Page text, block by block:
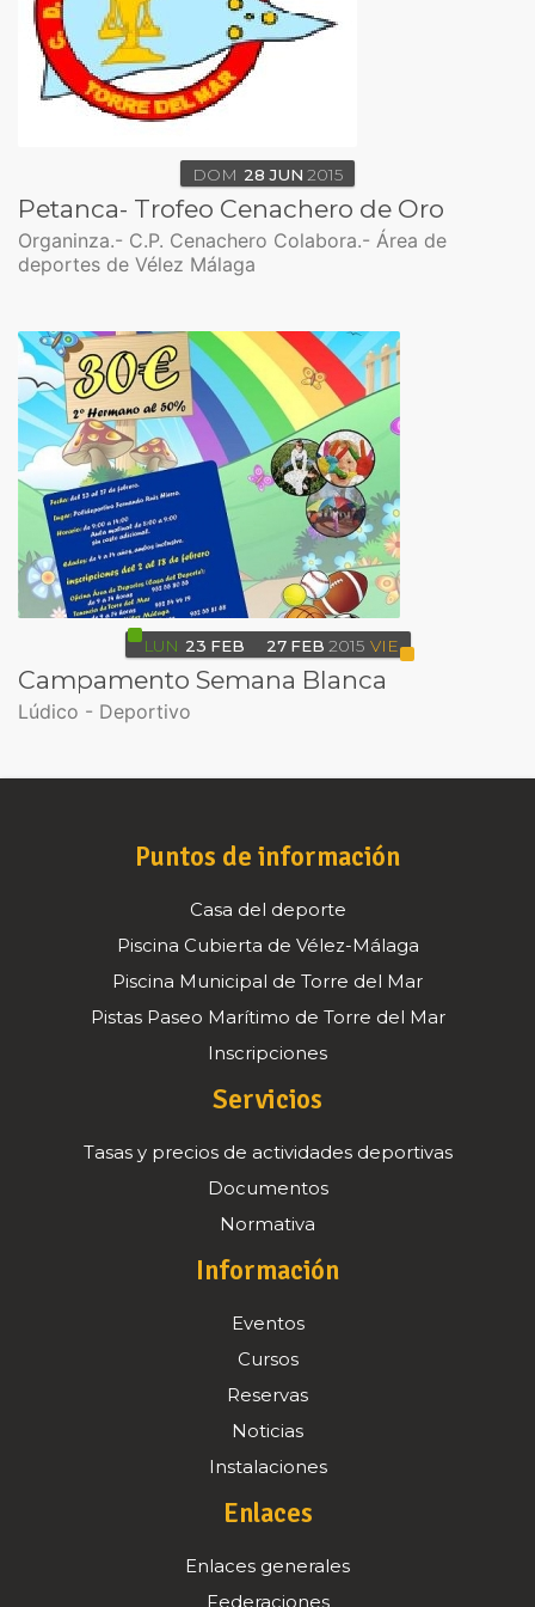
DOM 28 JUN 2015
Petanca- Trofeo Cenachero de Oro
Organinza.- C.P. Cenachero Colabora.- Área de
deportes de Vélez Málaga
LUN 23 FEB 27 FEB 2015 VIE
Campamento Semana Blanca
Lúdico - Deportivo
Puntos de información
Casa del deporte
Piscina Cubierta de Vélez-Málaga
Piscina Municipal de Torre del Mar
Pistas Paseo Marítimo de Torre del Mar
Inscripciones
Servicios
Tasas y precios de actividades deportivas
Documentos
Normativa
Información
Eventos
Cursos
Reservas
Noticias
Instalaciones
Enlaces
Enlaces generales
Federaciones